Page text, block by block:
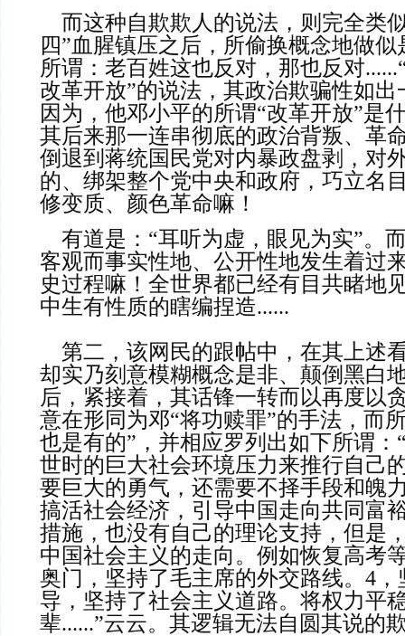
四”血腥镇压之后，所偷换概念地做
所谓：老百姓这也反对，那也反对
改革开放”的说法，其政治欺骗性如
因为，他邓小平的所谓“改革开放”是
其后来那一连串彻底的政治背叛、革
倒退到蒋统国民党对内暴政盘剥，对
的、绑架整个党中央和政府，巧立名
修变质、颜色革命嘛！
客观而事实性地、公开性地发生着过
史过程嘛！全世界都已经有目共睹地
中生有性质的瞎编捏造......
却实乃刻意模糊概念是非、颠倒黑白
后，紧接着，其话锋一转而以再度以
意在形同为邓“将功赎罪”的手法，而
也是有的”，并相应罗列出如下所谓：
世时的巨大社会环境压力来推行自己
要巨大的勇气，还需要不择手段和魄
搞活社会经济，引导中国走向共同富
措施，也没有自己的理论支持，但是
中国社会主义的走向。例如恢复高考
奥门，坚持了毛主席的外交路线。4
导，坚持了社会主义道路。将权力平
辈......”云云。其逻辑无法自圆其说的